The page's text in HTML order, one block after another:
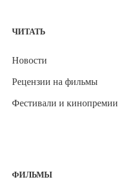
ЧИТАТЬ
Новости
Рецензии на фильмы
Фестивали и кинопремии
ФИЛЬМЫ